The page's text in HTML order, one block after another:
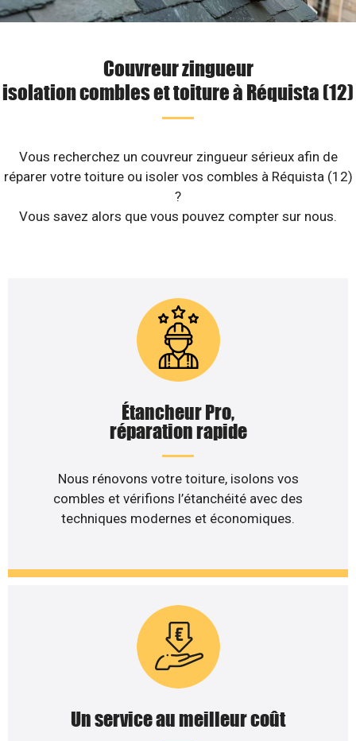
Couvreur zingueur
isolation combles et toiture à Réquista (12)
Vous recherchez un couvreur zingueur sérieux afin de
réparer votre toiture ou isoler vos combles à Réquista (12)
?
Vous savez alors que vous pouvez compter sur nous.
Étancheur Pro,
réparation rapide
Nous rénovons votre toiture, isolons vos
combles et vérifions l’étanchéité avec des
techniques modernes et économiques.
Un service au meilleur coût